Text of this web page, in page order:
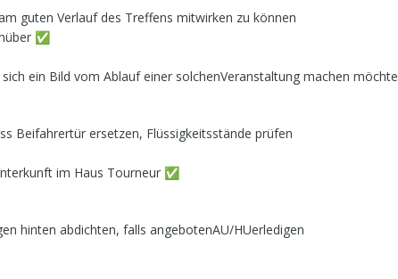
guten Verlauf des Treffens mitwirken zu können
✅
ein Bild vom Ablauf einer solchenVeranstaltung machen möchte
Beifahrertür ersetzen, Flüssigkeitsstände prüfen
im Haus Tourneur ✅
hinten abdichten, falls angebotenAU/HUerledigen